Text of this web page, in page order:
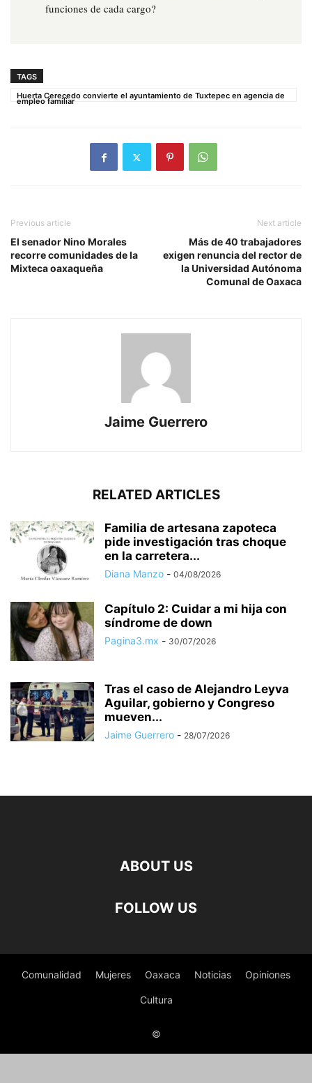
funciones de cada cargo?
TAGS
Huerta Cerecedo convierte el ayuntamiento de Tuxtepec en agencia de
empleo familiar
Previous article
El senador Nino Morales
recorre comunidades de la
Mixteca oaxaqueña
Next article
Más de 40 trabajadores
exigen renuncia del rector de
la Universidad Autónoma
Comunal de Oaxaca
Jaime Guerrero
RELATED ARTICLES
Familia de artesana zapoteca
pide investigación tras choque
en la carretera...
Diana Manzo - 04/08/2026
Capítulo 2: Cuidar a mi hija con
síndrome de down
Pagina3.mx - 30/07/2026
Tras el caso de Alejandro Leyva
Aguilar, gobierno y Congreso
mueven...
Jaime Guerrero - 28/07/2026
ABOUT US
FOLLOW US
Comunalidad Mujeres Oaxaca Noticias Opiniones
Cultura
©